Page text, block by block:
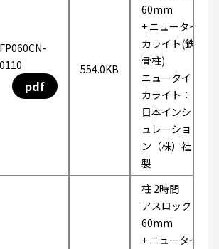
FP060CN-
0110
pdf
554.0KB
60mm
+ ニュータイ
カライト(鉄
骨柱)
ニュータイ
カライト：
日本インシ
ュレーショ
ン（株）社
製
柱 2時間
アスロック
60mm
+ ニュータイ